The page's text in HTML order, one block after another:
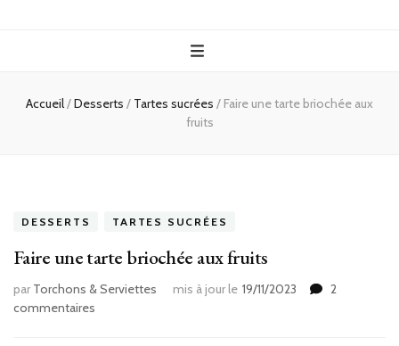
Serviettes
Accueil/Desserts / Tartes sucrées / Faire une tarte briochée aux
fruits
DESSERTS TARTES SUCRÉES
Faire une tarte briochée aux fruits
par Torchons & Serviettes mis à jour le 19/11/2023
2
commentaires